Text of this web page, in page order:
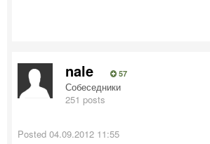
nale 57
Собеседники
251 posts
Posted 04.09.2012 11:55